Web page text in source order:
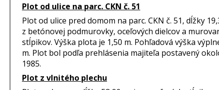
Plot od ulice na parc. CKN č. 51
Plot od ulice pred domom na parc. CKN č. 51, dĺžky
z betónovej podmurovky, oceľových dielcov a
stĺpikov. Výška plota je 1,50 m. Pohľadová výška
m. Plot bol podľa prehlásenia majiteľa postavený
1985.
Plot z vlnitého plechu